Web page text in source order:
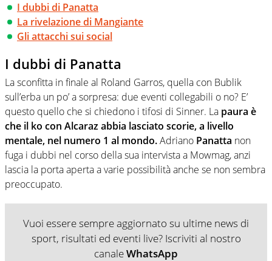
I dubbi di Panatta
La rivelazione di Mangiante
Gli attacchi sui social
I dubbi di Panatta
La sconfitta in finale al Roland Garros, quella con Bublik
sull’erba un po’ a sorpresa: due eventi collegabili o no? E’
questo quello che si chiedono i tifosi di Sinner. La paura è
che il ko con Alcaraz abbia lasciato scorie, a livello
mentale, nel numero 1 al mondo.Adriano Panatta non
fuga i dubbi nel corso della sua intervista a Mowmag, anzi
lascia la porta aperta a varie possibilità anche se non sembra
preoccupato.
Vuoi essere sempre aggiornato su ultime news di
sport, risultati ed eventi live? Iscriviti al nostro
canaleWhatsApp